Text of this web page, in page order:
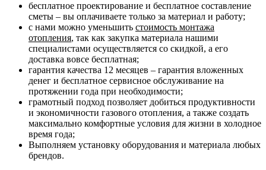
бесплатное проектирование и бесплатное составление
сметы – вы оплачиваете только за материал и работу;
с нами можно уменьшить стоимость монтажа
отопления, так как закупка материала нашими
специалистами осуществляется со скидкой, а его
доставка вовсе бесплатная;
гарантия качества 12 месяцев – гарантия вложенных
денег и бесплатное сервисное обслуживание на
протяжении года при необходимости;
грамотный подход позволяет добиться продуктивности
и экономичности газового отопления, а также создать
максимально комфортные условия для жизни в холодное
время года;
Выполняем установку оборудования и материала любых
брендов.